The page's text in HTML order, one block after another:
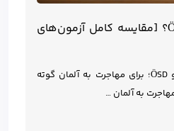
گوته بهتر است یا ÖSD؟ [مقایسه کامل آزمون‌های
مقایسه کامل آزمون گوته و ÖSD؛ برای مهاجرت به آلمان گوته